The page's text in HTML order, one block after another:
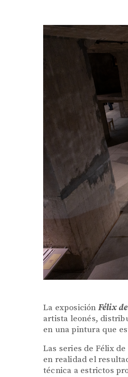
La exposición Félix
artista leonés,
en una pintura que
Las series de Félix
en realidad el
técnica a estrictos